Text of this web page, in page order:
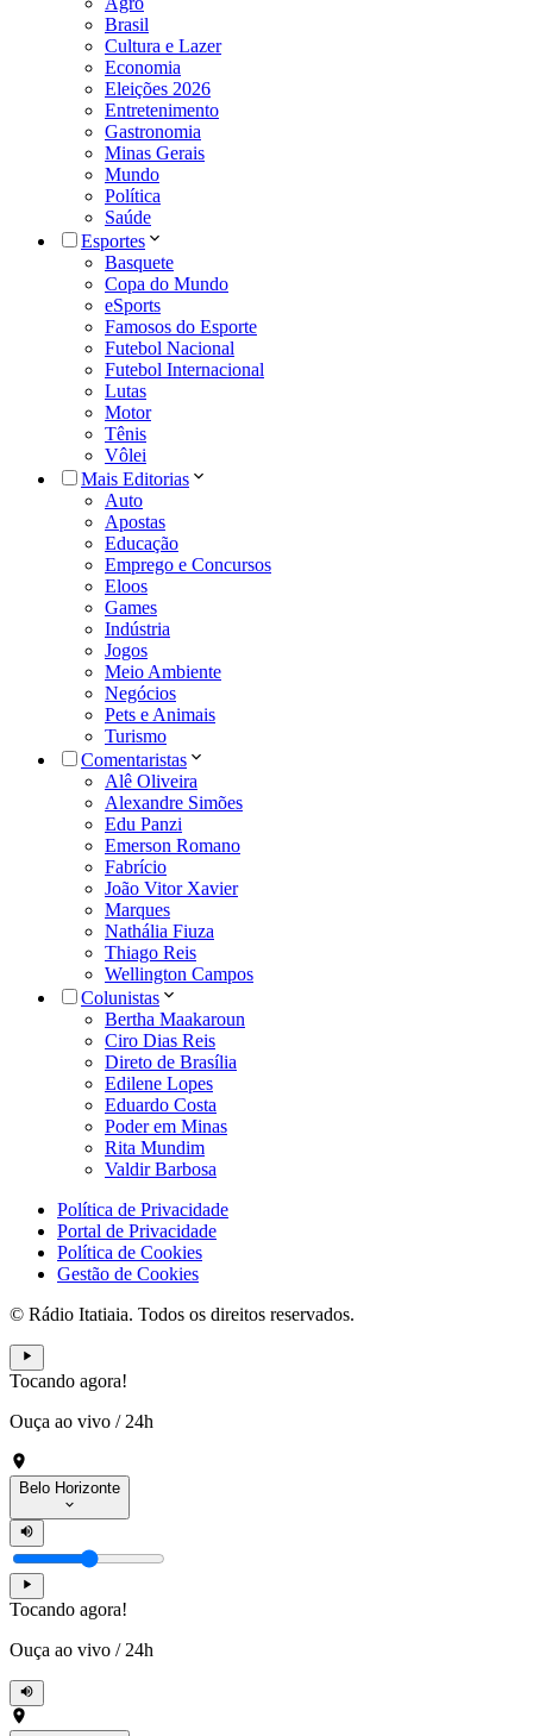
Brasil
Cultura e Lazer
Economia
Eleições 2026
Entretenimento
Gastronomia
Minas Gerais
Mundo
Política
Saúde
Esportes
Basquete
Copa do Mundo
eSports
Famosos do Esporte
Futebol Nacional
Futebol Internacional
Lutas
Motor
Tênis
Vôlei
Mais Editorias
Auto
Apostas
Educação
Emprego e Concursos
Eloos
Games
Indústria
Jogos
Meio Ambiente
Negócios
Pets e Animais
Turismo
Comentaristas
Alê Oliveira
Alexandre Simões
Edu Panzi
Emerson Romano
Fabrício
João Vitor Xavier
Marques
Nathália Fiuza
Thiago Reis
Wellington Campos
Colunistas
Bertha Maakaroun
Ciro Dias Reis
Direto de Brasília
Edilene Lopes
Eduardo Costa
Poder em Minas
Rita Mundim
Valdir Barbosa
Política de Privacidade
Portal de Privacidade
Política de Cookies
Gestão de Cookies
© Rádio Itatiaia. Todos os direitos reservados.
Tocando agora!
Ouça ao vivo / 24h
Belo Horizonte
Tocando agora!
Ouça ao vivo / 24h